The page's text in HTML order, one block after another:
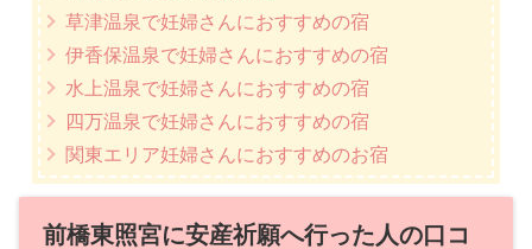
草津温泉で妊婦さんにおすすめの宿
伊香保温泉で妊婦さんにおすすめの宿
水上温泉で妊婦さんにおすすめの宿
四万温泉で妊婦さんにおすすめの宿
関東エリア妊婦さんにおすすめのお宿
前橋東照宮に安産祈願へ行った人の口コ